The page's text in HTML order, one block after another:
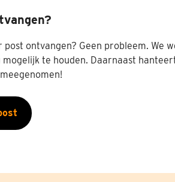
ontvangen? Geen probleem. We
mogelijk te houden. Daarnaast